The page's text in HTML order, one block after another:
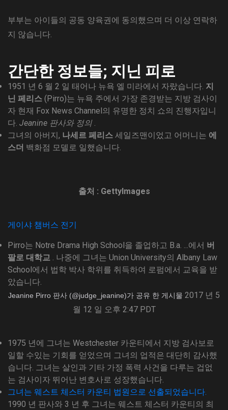
부부는 아이들의 공동 양육권에 동의했으며 더 이상 연락하
지 않습니다.
간단한 정보들; 지닌 피로
1951 년 6 월 2 일 태어나 뉴욕 엘 미라에서 자랐습니다. 지
닌 페리스 (Pirro)는 뉴욕 주에서 가장 존경받는 지방 검사이
자 현재 Fox News Channel의 유명한 정치 쇼의 진행자입니
다. Jeanine 판사와 정의.
그녀의 아버지, 나세르 페리스 세일즈맨이었고 어머니는 에
스더 백화점 모델로 일했습니다.
출처 : GettyImages
게이샤 챔버스 전기
Pirro는 Notre Drama High School을 졸업하고 B.a. ...에서 버
팔로 대학교 . 나중에 그녀는 Union University의 Albany Law
School에서 법학 박사 학위를 취득하여 로펌에서 교육을 받
았습니다.
Jeanine Pirro 판사 (@judge_jeanine)가 공유 한 게시물 2017 년 5
월 12 일 오후 2:47 PDT
1975 년에 그녀는 Westchester 카운티에서 지방 검사보로
일할 수있는 기회를 얻었으며 그녀의 업적은 대단히 감사했
습니다. 그녀는 살인과 기타 가정 폭력 사건을 다루는 겁없
는 검사이자 뛰어난 변호사로 성장했습니다.
그녀는 웨스트 체스터 카운티 법원으로 선출되었습니다.
1990 년 판사와 3 년 후 그녀는 웨스트 체스터 카운티의 최